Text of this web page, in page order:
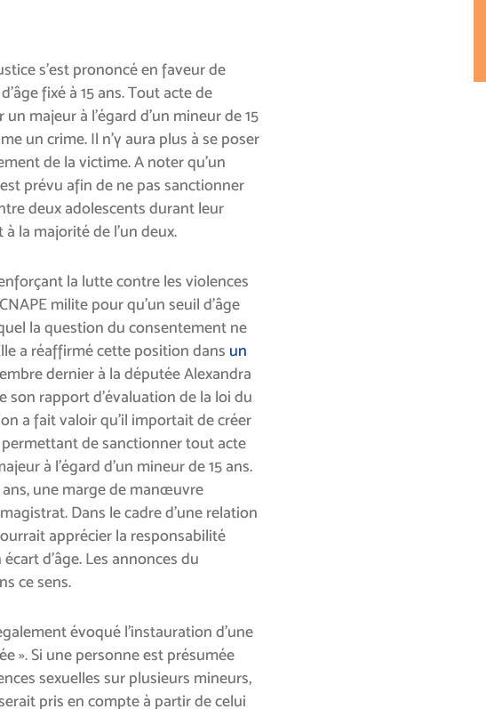
s’est prononcé en faveur de
fixé à 15 ans. Tout acte de
majeur à l’égard d’un mineur de 15
un crime. Il n’y aura plus à se poser
de la victime. A noter qu’un
prévu afin de ne pas sanctionner
deux adolescents durant leur
la majorité de l’un deux.
la lutte contre les violences
milite pour qu’un seuil d’âge
la question du consentement ne
a réaffirmé cette position dans un
dernier à la députée Alexandra
son rapport d’évaluation de la loi du
a fait valoir qu’il importait de créer
de sanctionner tout acte
à l’égard d’un mineur de 15 ans.
ans, une marge de manœuvre
Dans le cadre d’une relation
apprécier la responsabilité
d’âge. Les annonces du
ce sens.
évoqué l’instauration d’une
». Si une personne est présumée
sexuelles sur plusieurs mineurs,
pris en compte à partir de celui